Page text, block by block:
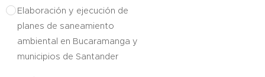
Elaboración y ejecución de
planes de saneamiento
ambiental en Bucaramanga y
municipios de Santander